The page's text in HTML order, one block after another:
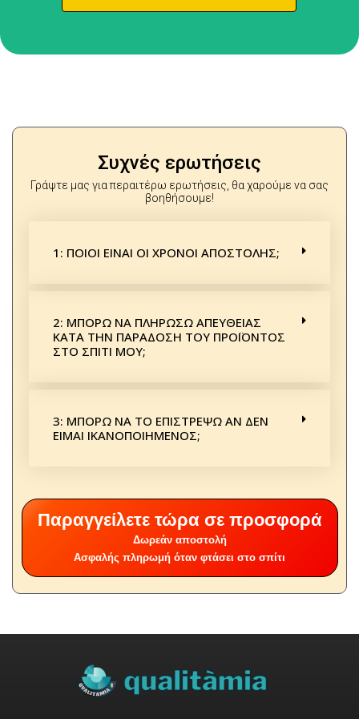
Συχνές ερωτήσεις
Γράψτε μας για περαιτέρω ερωτήσεις, θα χαρούμε να σας
βοηθήσουμε!
1: ΠΟΙΟΙ ΕΙΝΑΙ ΟΙ ΧΡΟΝΟΙ ΑΠΟΣΤΟΛΗΣ;
2: ΜΠΟΡΩ ΝΑ ΠΛΗΡΩΣΩ ΑΠΕΥΘΕΙΑΣ
ΚΑΤΑ ΤΗΝ ΠΑΡΑΔΟΣΗ ΤΟΥ ΠΡΟΪΟΝΤΟΣ
ΣΤΟ ΣΠΙΤΙ ΜΟΥ;
3: ΜΠΟΡΩ ΝΑ ΤΟ ΕΠΙΣΤΡΕΨΩ ΑΝ ΔΕΝ
ΕΙΜΑΙ ΙΚΑΝΟΠΟΙΗΜΕΝΟΣ;
Παραγγείλετε τώρα σε προσφορά
Δωρεάν αποστολή
Ασφαλής πληρωμή όταν φτάσει στο σπίτι